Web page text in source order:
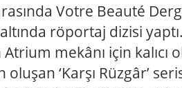
Votre Beauté
röportaj dizisi
mekânı için kalıcı
‘Karşı Rüzgâr’